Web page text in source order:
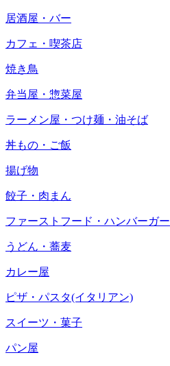
居酒屋・バー
カフェ・喫茶店
焼き鳥
弁当屋・惣菜屋
ラーメン屋・つけ麺・油そば
丼もの・ご飯
揚げ物
餃子・肉まん
ファーストフード・ハンバーガー
うどん・蕎麦
カレー屋
ピザ・パスタ(イタリアン)
スイーツ・菓子
パン屋